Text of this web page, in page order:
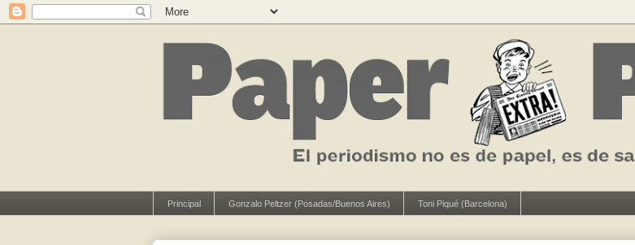
Principal Gonzalo Peltzer (Posadas/Buenos Aires) Toni Piqué (Barcelona)